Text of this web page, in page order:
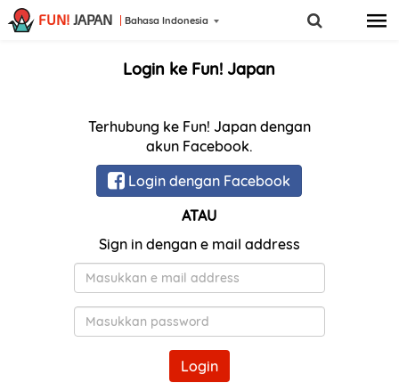
FUN! JAPAN Bahasa Indonesia
Login ke Fun! Japan
Terhubung ke Fun! Japan dengan
akun Facebook.
Login dengan Facebook
ATAU
Sign in dengan e mail address
E-
Mail
Kata
Sandi
Login